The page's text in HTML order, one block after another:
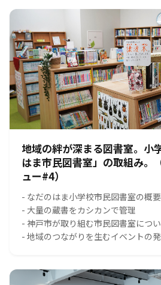
地域の絆が深まる図書室。小
はま市民図書室」の取組み。
ュー#4）
- なだのはま小学校市民図書室の概要
- 大量の蔵書をカシカンで管理
- 神戸市が取り組む市民図書室につ
- 地域のつながりを生むイベントの